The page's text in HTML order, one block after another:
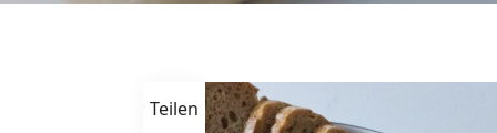
Teilen